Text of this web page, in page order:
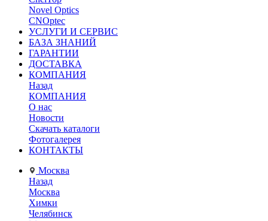
Novel Optics
CNOptec
УСЛУГИ И СЕРВИС
БАЗА ЗНАНИЙ
ГАРАНТИИ
ДОСТАВКА
КОМПАНИЯ
Назад
КОМПАНИЯ
О нас
Новости
Скачать каталоги
Фотогалерея
КОНТАКТЫ
Москва
Назад
Москва
Химки
Челябинск